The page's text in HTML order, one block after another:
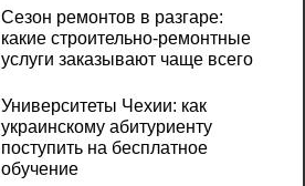
Сезон ремонтов в разгаре:
какие строительно-ремонтные
услуги заказывают чаще всего
Университеты Чехии: как
украинскому абитуриенту
поступить на бесплатное
обучение